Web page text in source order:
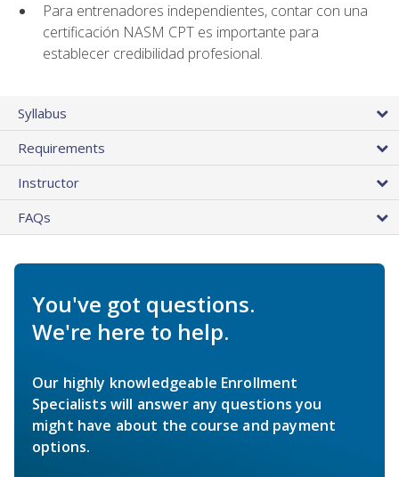
Para entrenadores independientes, contar con una
certificación NASM CPT es importante para
establecer credibilidad profesional.
Syllabus
Requirements
Instructor
FAQs
You've got questions.
We're here to help.
Our highly knowledgeable Enrollment
Specialists will answer any questions you
might have about the course and payment
options.